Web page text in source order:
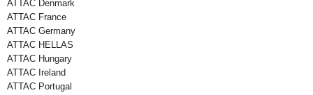
ATTAC Denmark
ATTAC France
ATTAC Germany
ATTAC HELLAS
ATTAC Hungary
ATTAC Ireland
ATTAC Portugal